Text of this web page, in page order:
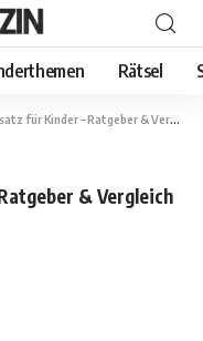
Rätsel
für Kinder – Ratgeber & Vergleich
& Vergleich